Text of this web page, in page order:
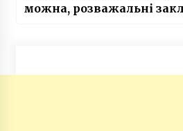
можна, розважальні